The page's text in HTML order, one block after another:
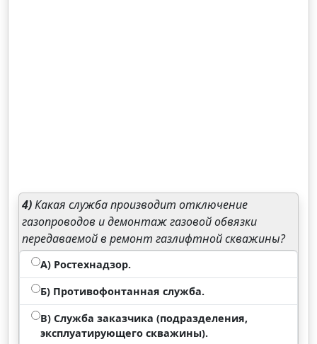
4)Какая служба производит отключение
газопроводов и демонтаж газовой обвязки
передаваемой в ремонт газлифтной скважины?
А) Ростехнадзор.
Б) Противофонтанная служба.
В) Служба заказчика (подразделения,
эксплуатирующего скважины).